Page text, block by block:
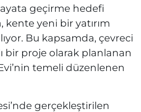
geçirme hedefi
yeni bir yatırım
Bu kapsamda, çevreci
bir proje olarak planlanan
temeli düzenlenen
gerçekleştirilen